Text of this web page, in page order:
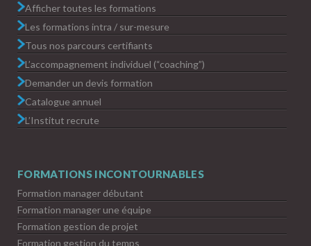
Afficher toutes les formations
Les formations intra / sur-mesure
Tous nos parcours certifiants
L’accompagnement individuel (“coaching”)
Demander un devis formation
Catalogue annuel
L’Institut recrute
FORMATIONS INCONTOURNABLES
Formation manager débutant
Formation manager une équipe
Formation gestion de projet
Formation gestion du temps